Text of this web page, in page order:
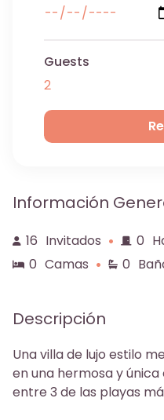
Información
16 Invitados 0
0 Camas 0
Descripción
Una villa de lujo estilo
en una hermosa y
entre 3 de las playas
Guests
Name